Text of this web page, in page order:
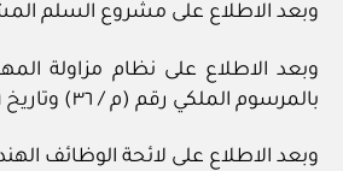
وبعد الاطلاع على مشروع السلم
وبعد الاطلاع على نظام مزاولة
بالمرسوم الملكي رقم (م / ٣٦) وتاريخ ١٩ / ‏٤‏ / ١٤٣٨هـ.
وبعد الاطلاع على لائحة الوظائف